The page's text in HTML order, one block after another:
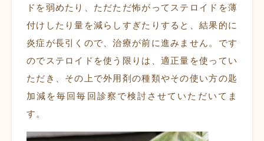
ドを弱めたり、ただただ怖がってステロイドを薄
付けしたり量を減らしすぎたりすると、結果的に
炎症が長引くので、治療が前に進みません。です
のでステロイドを使う限りは、適正量を使ってい
ただき、その上で外用剤の種類やその使い方の匙
加減を毎回毎回診察で検討させていただいてま
す。